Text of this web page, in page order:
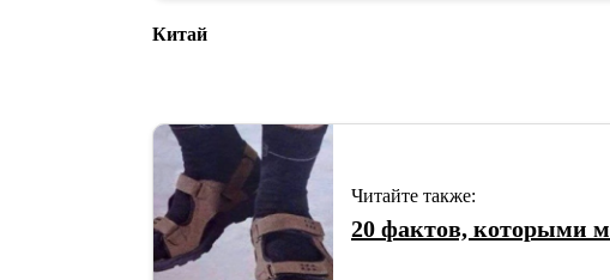
Китай
Читайте также:
20 фактов, которыми